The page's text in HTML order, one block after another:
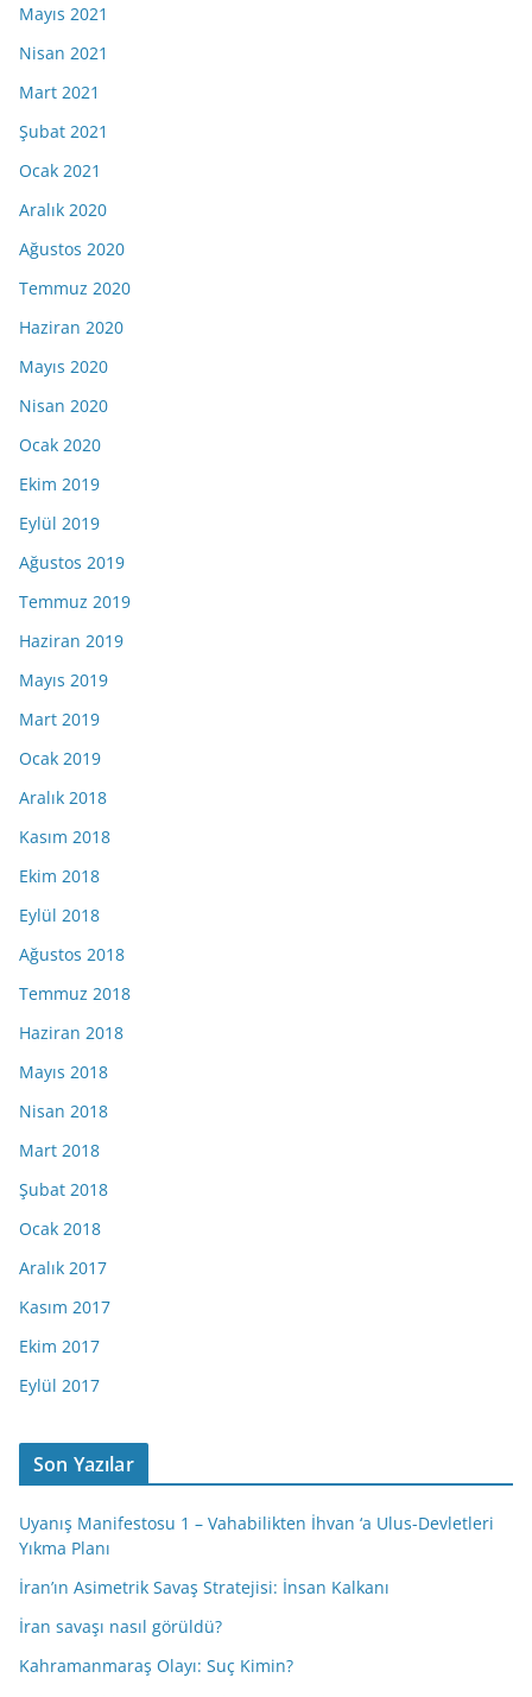
Mayıs 2021
Nisan 2021
Mart 2021
Şubat 2021
Ocak 2021
Aralık 2020
Ağustos 2020
Temmuz 2020
Haziran 2020
Mayıs 2020
Nisan 2020
Ocak 2020
Ekim 2019
Eylül 2019
Ağustos 2019
Temmuz 2019
Haziran 2019
Mayıs 2019
Mart 2019
Ocak 2019
Aralık 2018
Kasım 2018
Ekim 2018
Eylül 2018
Ağustos 2018
Temmuz 2018
Haziran 2018
Mayıs 2018
Nisan 2018
Mart 2018
Şubat 2018
Ocak 2018
Aralık 2017
Kasım 2017
Ekim 2017
Eylül 2017
Son Yazılar
Uyanış Manifestosu 1 – Vahabilikten İhvan ‘a Ulus-Devletleri
Yıkma Planı
İran’ın Asimetrik Savaş Stratejisi: İnsan Kalkanı
İran savaşı nasıl görüldü?
Kahramanmaraş Olayı: Suç Kimin?